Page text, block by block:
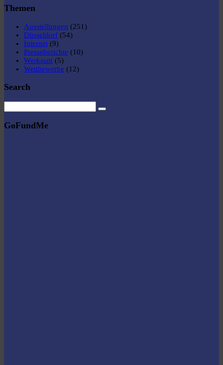
Themen
Ausstellungen (251)
Düsseldorf (54)
Internet (9)
Presseberichte (10)
Werkstatt (5)
Wettbewerbe (12)
Search
GoFundMe